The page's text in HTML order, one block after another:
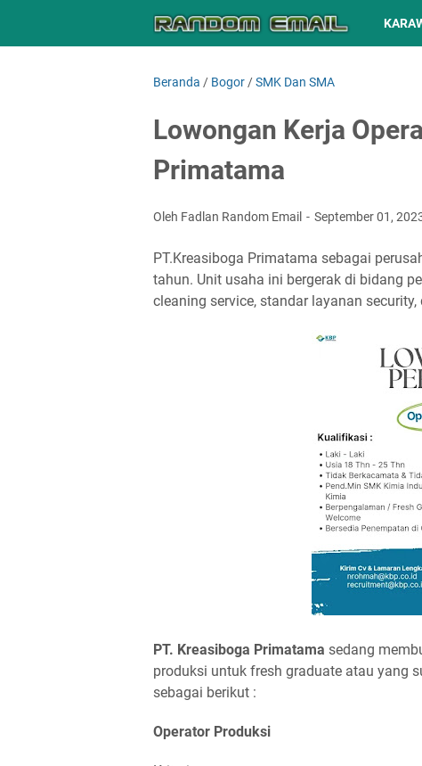
Beranda / Bogor /SMK Dan SMA
Lowongan Kerja
Primatama
Oleh Fadlan Random Email September 01,
PT.Kreasiboga Primatama sebagai
tahun. Unit usaha ini bergerak di bidang
cleaning service, standar layanan
PT. Kreasiboga Primatama sedang
produksi untuk fresh graduate atau yang
sebagai berikut :
Operator Produksi